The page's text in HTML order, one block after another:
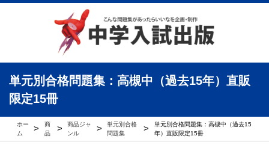
単元別合格問題集：高槻中（過去15年）直販
限定15冊
ホー
ム
>
商
品
>
商品ジャ
ンル
>
単元別合格
問題集
>
単元別合格問題集：高槻中（過去15
年）直販限定15冊